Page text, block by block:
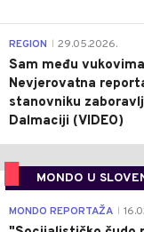
REGION 29.05.2026.
Sam među
Nevjerovatna
stanovniku
Dalmaciji (VIDEO)
MONDO U
MONDO REPORTAŽA